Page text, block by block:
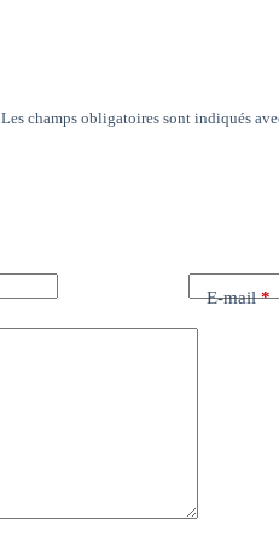
Les champs obligatoires sont indiqués
E-mail*